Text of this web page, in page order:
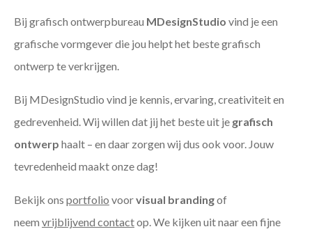
Bij grafisch ontwerpbureau MDesignStudio vind je een
grafische vormgever die jou helpt het beste grafisch
ontwerp te verkrijgen.
Bij MDesignStudio vind je kennis, ervaring, creativiteit en
gedrevenheid. Wij willen dat jij het beste uit je grafisch
ontwerp haalt – en daar zorgen wij dus ook voor. Jouw
tevredenheid maakt onze dag!
Bekijk ons portfolio voorvisual brandingof
neem vrijblijvend contactop. We kijken uit naar een fijne